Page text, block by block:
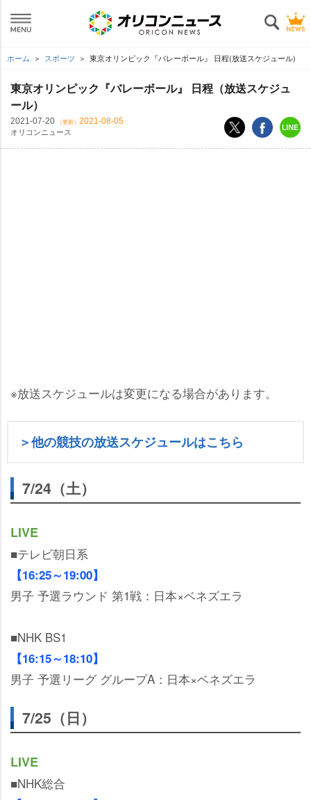
ホーム スポーツ 東京オリンピック『バレーボール』 日程(放送スケジュール)
東京オリンピック『バレーボール』 日程（放送スケジュ
ール）
2021-07-20 （更新） 2021-08-05
オリコンニュース
※放送スケジュールは変更になる場合があります。
＞他の競技の放送スケジュールはこちら
7/24（土）
LIVE
■テレビ朝日系
【16:25～19:00】
男子 予選ラウンド 第1戦：日本×ベネズエラ
■NHK BS1
【16:15～18:10】
男子 予選リーグ グループA：日本×ベネズエラ
7/25（日）
LIVE
■NHK総合